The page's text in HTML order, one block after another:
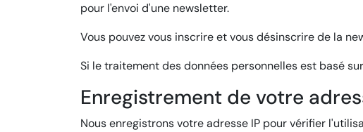
pour l'envoi d'une newsletter.
Vous pouvez vous inscrire et vous désinscrire de la
Si le traitement des données personnelles est basé
Enregistrement de votre
Nous enregistrons votre adresse IP pour vérifier